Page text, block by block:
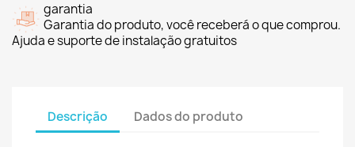
garantia
Garantia do produto, você receberá o que comprou.
Ajuda e suporte de instalação gratuitos
Descrição Dados do produto